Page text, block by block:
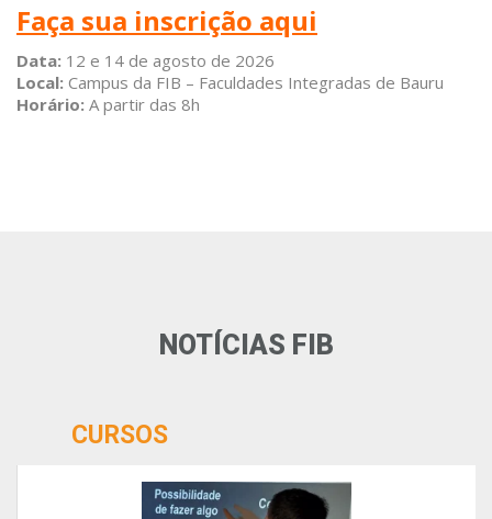
Faça sua inscrição aqui
Data: 12 e 14 de agosto de 2026
Local: Campus da FIB – Faculdades Integradas de Bauru
Horário: A partir das 8h
NOTÍCIAS FIB
CURSOS